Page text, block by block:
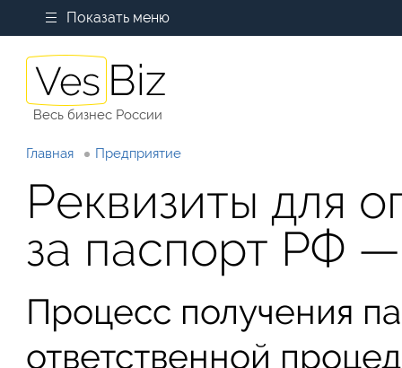
Показать меню
Весь бизнес России
Главная Предприятие
Реквизиты для
за паспорт РФ —
Процесс получения
ответственной